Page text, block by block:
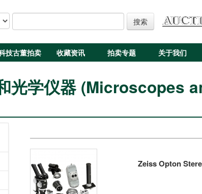
搜索
技古董拍卖 收藏资讯 拍卖专题 关于我们
光学仪器 (Microscopes
Zeiss Opton